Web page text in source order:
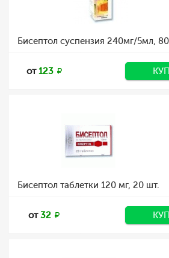
Бисептол суспензия 240мг/5мл,
от123
Бисептол таблетки 120 мг, 20 шт.
от32